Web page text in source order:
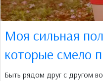
Моя сильная
которые смело
Быть рядом друг с другом